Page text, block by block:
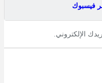
فيسبوك
الإلكتروني.